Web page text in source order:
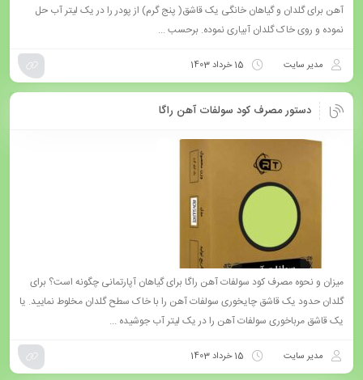
آهن برای گلدان و گیاهان خانگی یک قاشق( پنج گرم) از پودر را در یک لیتر آب حل
نموده و روی خاک گلدان آبیاری نموده. برحسب ...
مدیر سایت 15 خرداد 1403
دستور مصرف کود سولفات آهن راگا
میزان و نحوه مصرف کود سولفات آهن راگا برای گیاهان آپارتمانی چگونه است؟ برای
گلدان حدود یک قاشق چایخوری سولفات آهن را با خاک سطح گلدان مخلوط نمایید. یا
یک قاشق مرباخوری سولفات آهن را در یک لیتر آب جوشیده ...
مدیر سایت 15 خرداد 1403